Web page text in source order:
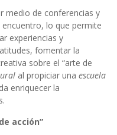
medio de conferencias y
lo que permite
experiencias y
fomentar la
sobre el “arte de
al propiciar una escuela
enriquecer la
acción”